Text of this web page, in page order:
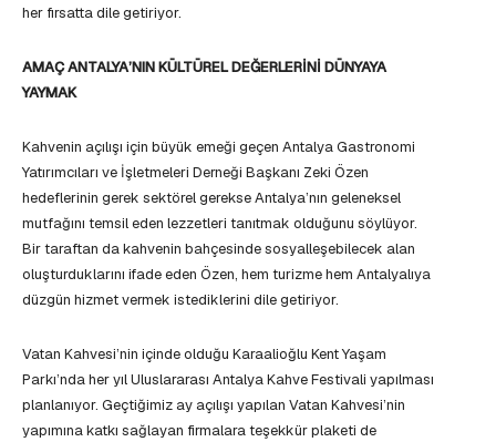
her fırsatta dile getiriyor.
AMAÇ ANTALYA’NIN KÜLTÜREL DEĞERLERİNİ DÜNYAYA
YAYMAK
Kahvenin açılışı için büyük emeği geçen Antalya Gastronomi
Yatırımcıları ve İşletmeleri Derneği Başkanı Zeki Özen
hedeflerinin gerek sektörel gerekse Antalya’nın geleneksel
mutfağını temsil eden lezzetleri tanıtmak olduğunu söylüyor.
Bir taraftan da kahvenin bahçesinde sosyalleşebilecek alan
oluşturduklarını ifade eden Özen, hem turizme hem Antalyalıya
düzgün hizmet vermek istediklerini dile getiriyor.
Vatan Kahvesi’nin içinde olduğu Karaalioğlu Kent Yaşam
Parkı’nda her yıl Uluslararası Antalya Kahve Festivali yapılması
planlanıyor. Geçtiğimiz ay açılışı yapılan Vatan Kahvesi’nin
yapımına katkı sağlayan firmalara teşekkür plaketi de